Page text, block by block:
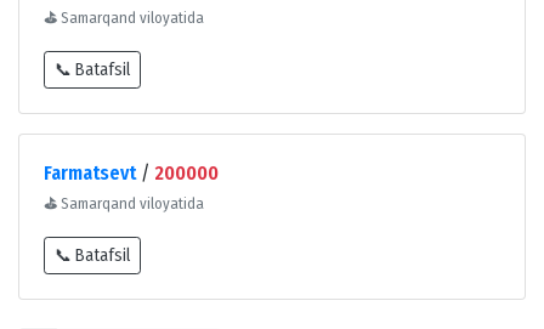
⛳ Samarqand viloyatida
📞 Batafsil
Farmatsevt/ 200000
⛳ Samarqand viloyatida
📞 Batafsil